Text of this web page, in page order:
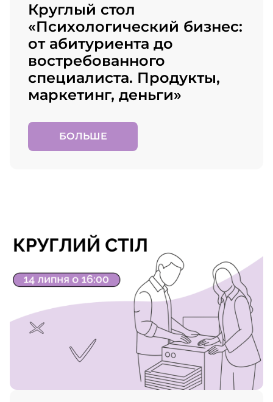
Круглый стол
«Психологический бизнес:
от абитуриента до
востребованного
специалиста. Продукты,
маркетинг, деньги»
БОЛЬШЕ